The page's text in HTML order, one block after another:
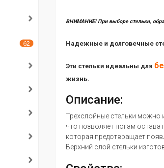
ВНИМАНИЕ! При выборе стельки,
Надежные и долговечные
Эти стельки идеальны для
жизнь.
Описание:
Трехслойные стельки можно
что позволяет ногам
которая предотвращает
Верхний слой стельки
62